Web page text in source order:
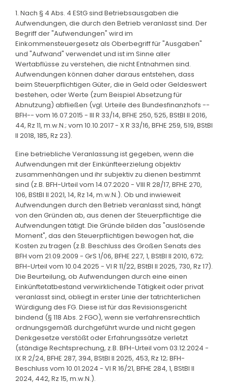
1. Nach § 4 Abs. 4 EStG sind Betriebsausgaben die
Aufwendungen, die durch den Betrieb veranlasst sind. Der
Begriff der "Aufwendungen" wird im
Einkommensteuergesetz als Oberbegriff für "Ausgaben"
und "Aufwand" verwendet und ist im Sinne aller
Wertabflüsse zu verstehen, die nicht Entnahmen sind.
Aufwendungen können daher daraus entstehen, dass
beim Steuerpflichtigen Güter, die in Geld oder Geldeswert
bestehen, oder Werte (zum Beispiel Absetzung für
Abnutzung) abfließen (vgl. Urteile des Bundesfinanzhofs --
BFH-- vom 16.07.2015 - III R 33/14, BFHE 250, 525, BStBl II 2016,
44, Rz 11, m.w.N.; vom 10.10.2017 - X R 33/16, BFHE 259, 519, BStBl
II 2018, 185, Rz 23).
Eine betriebliche Veranlassung ist gegeben, wenn die
Aufwendungen mit der Einkünfteerzielung objektiv
zusammenhängen und ihr subjektiv zu dienen bestimmt
sind (z.B. BFH-Urteil vom 14.07.2020 - VIII R 28/17, BFHE 270,
106, BStBl II 2021, 14, Rz 14, m.w.N.). Ob und inwieweit
Aufwendungen durch den Betrieb veranlasst sind, hängt
von den Gründen ab, aus denen der Steuerpflichtige die
Aufwendungen tätigt. Die Gründe bilden das "auslösende
Moment", das den Steuerpflichtigen bewogen hat, die
Kosten zu tragen (z.B. Beschluss des Großen Senats des
BFH vom 21.09.2009 - GrS 1/06, BFHE 227, 1, BStBl II 2010, 672;
BFH-Urteil vom 10.04.2025 - VI R 11/22, BStBl II 2025, 730, Rz 17).
Die Beurteilung, ob Aufwendungen durch eine einen
Einkünftetatbestand verwirklichende Tätigkeit oder privat
veranlasst sind, obliegt in erster Linie der tatrichterlichen
Würdigung des FG. Diese ist für das Revisionsgericht
bindend (§ 118 Abs. 2 FGO), wenn sie verfahrensrechtlich
ordnungsgemäß durchgeführt wurde und nicht gegen
Denkgesetze verstößt oder Erfahrungssätze verletzt
(ständige Rechtsprechung, z.B. BFH-Urteil vom 03.12.2024 -
IX R 2/24, BFHE 287, 394, BStBl II 2025, 453, Rz 12; BFH-
Beschluss vom 10.01.2024 - VI R 16/21, BFHE 284, 1, BStBl II
2024, 442, Rz 15, m.w.N.).